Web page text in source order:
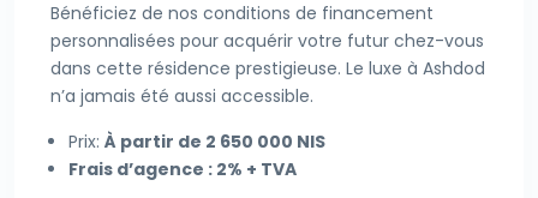
Bénéficiez de nos conditions de financement
personnalisées pour acquérir votre futur chez-vous
dans cette résidence prestigieuse. Le luxe à Ashdod
n’a jamais été aussi accessible.
Prix: À partir de 2 650 000 NIS
Frais d’agence : 2% + TVA